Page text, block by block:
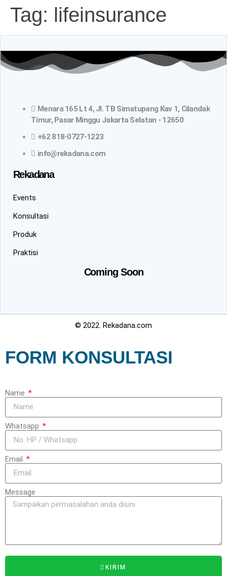
Tag: lifeinsurance
Menara 165 Lt 4, Jl. TB Simatupang Kav 1, Cilandak
Timur, Pasar Minggu Jakarta Selatan - 12650
+62 818-0727-1223
info@rekadana.com
Rekadana
Events
Konsultasi
Produk
Praktisi
Coming Soon
© 2022. Rekadana.com
FORM KONSULTASI
Name
Whatsapp
Email
Message
KIRIM